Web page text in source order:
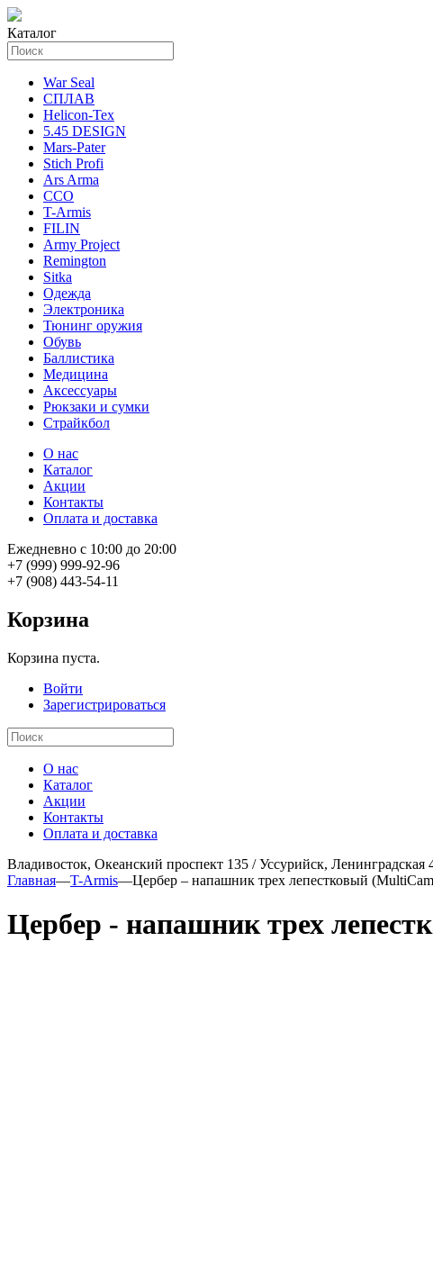
Каталог
War Seal
СПЛАВ
Helicon-Tex
5.45 DESIGN
Mars-Pater
Stich Profi
Ars Arma
ССО
T-Armis
FILIN
Army Project
Remington
Sitka
Одежда
Электроника
Тюнинг оружия
Обувь
Баллистика
Медицина
Аксессуары
Рюкзаки и сумки
Страйкбол
О нас
Каталог
Акции
Контакты
Оплата и доставка
Ежедневно с 10:00 до 20:00
+7 (999) 999-92-96
+7 (908) 443-54-11
Корзина
Корзина пуста.
Войти
Зарегистрироваться
О нас
Каталог
Акции
Контакты
Оплата и доставка
Владивосток, Океанский проспект 135 / Уссурийск, Ленинградская
Главная—T-Armis—Цербер – напашник трех лепестковый
Цербер - напашник трех